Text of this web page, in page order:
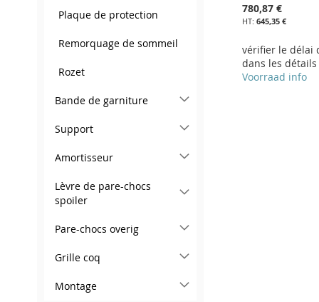
780,87 €
645,35 €
vérifier le délai
dans les
Voorraad info
Ajouter au panier
AJOUTER
À
LISTE
D’ENVIE
AJOUTER
COMPARATEUR
Plaque de protection
Remorquage de sommeil
Rozet
Bande de garniture
Support
Amortisseur
Lèvre de pare-chocs
spoiler
Pare-chocs overig
Grille coq
Montage